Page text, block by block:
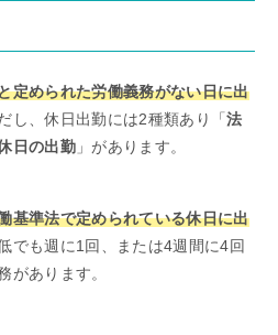
定められた労働義務がない日に出
し、休日出勤には2種類あり「法
日の出勤」があります。
基準法で定められている休日に出
でも週に1回、または4週間に4回
があります。